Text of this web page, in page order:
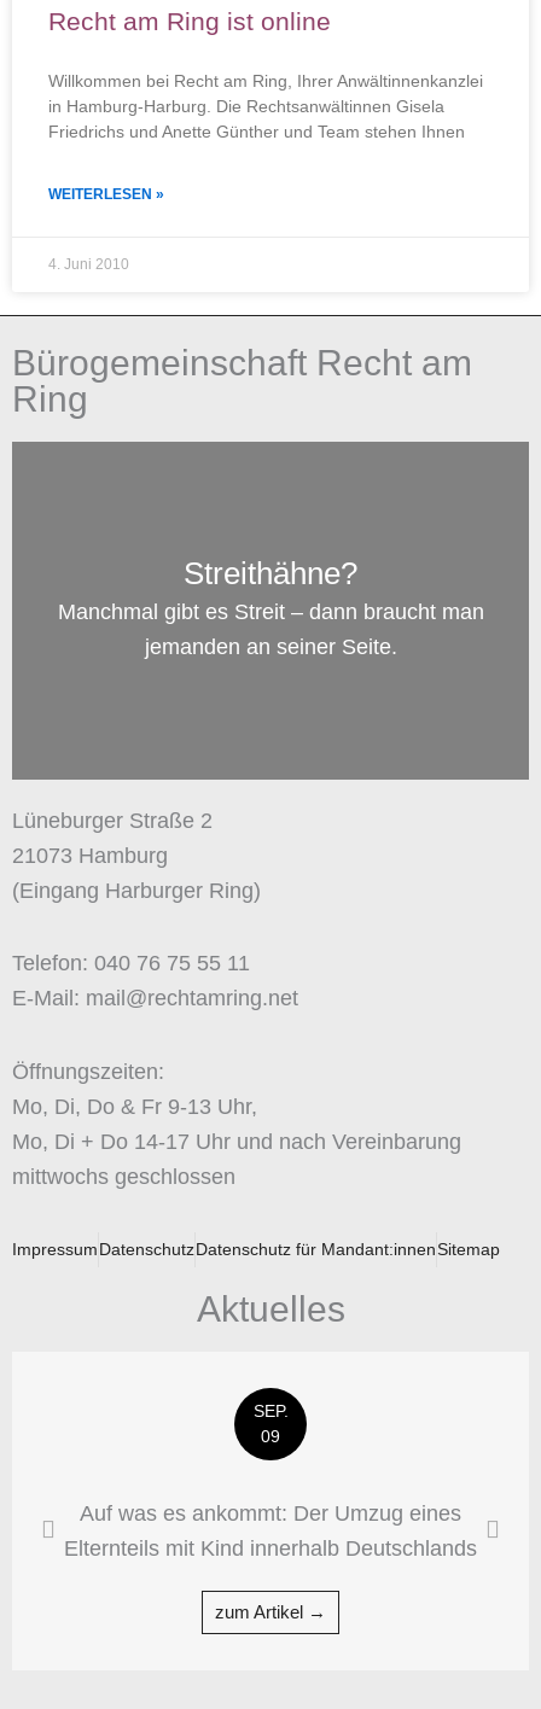
Recht am Ring ist online
Willkommen bei Recht am Ring, Ihrer Anwältinnenkanzlei
in Hamburg-Harburg. Die Rechtsanwältinnen Gisela
Friedrichs und Anette Günther und Team stehen Ihnen
WEITERLESEN »
4. Juni 2010
Bürogemeinschaft Recht am
Ring
Streithähne?
Manchmal gibt es Streit – dann braucht man
jemanden an seiner Seite.
Lüneburger Straße 2
21073 Hamburg
(Eingang Harburger Ring)
Telefon: 040 76 75 55 11
E-Mail: mail@rechtamring.net
Öffnungszeiten:
Mo, Di, Do & Fr 9-13 Uhr,
Mo, Di + Do 14-17 Uhr und nach Vereinbarung
mittwochs geschlossen
ImpressumDatenschutzDatenschutz für Mandant:innenSitemap
Aktuelles
SEP.
09
Auf was es ankommt: Der Umzug eines
Elternteils mit Kind innerhalb Deutschlands
zum Artikel →